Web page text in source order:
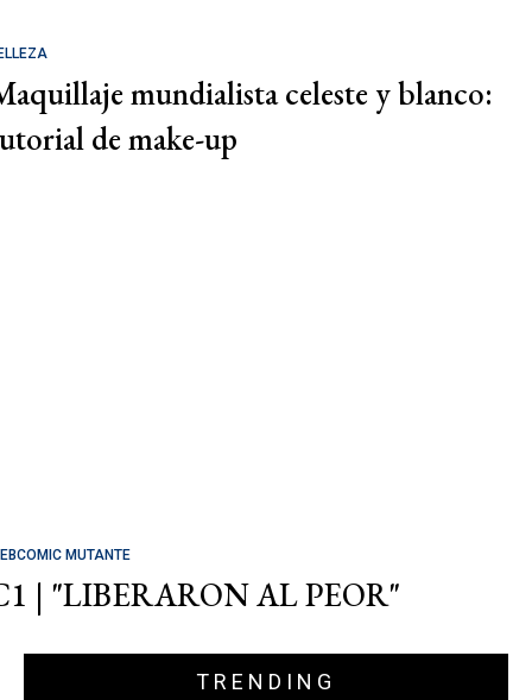
mundialista celeste y blanco:
de make-up
MUTANTE
| "LIBERARON AL PEOR"
TRENDING